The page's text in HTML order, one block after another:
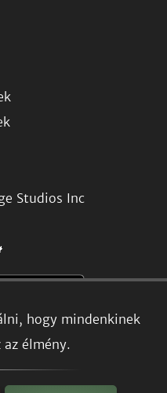
hogy mindenkinek
az élmény.
Studios Inc